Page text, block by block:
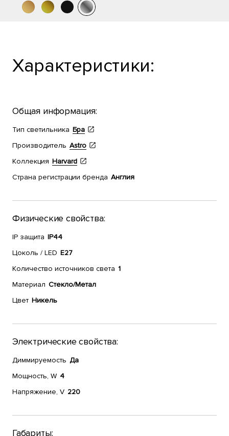
Характеристики:
Общая информация:
Тип светильника Бра
Производитель Astro
Коллекция Harvard
Страна регистрации бренда Англия
Физические свойства:
IP защита IP44
Цоколь / LED E27
Количество источников света 1
Материал Стекло/Метал
Цвет Никель
Электрические свойства:
Диммируемость Да
Мощность, W 4
Напряжение, V 220
Габариты: